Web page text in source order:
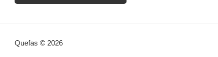
Quefas © 2026